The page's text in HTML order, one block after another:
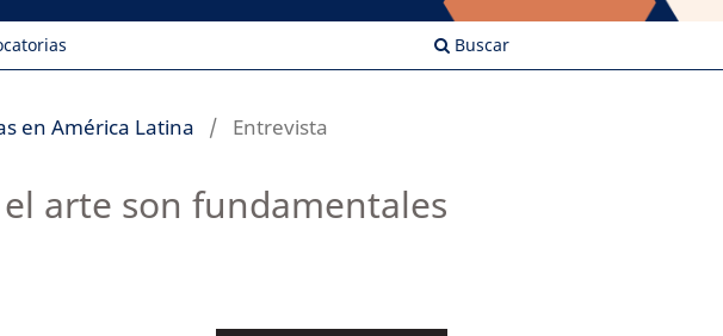
Buscar
en América Latina / Entrevista
arte son fundamentales